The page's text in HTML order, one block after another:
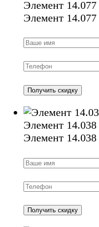
Элемент 14.077
Элемент 14.077
Элемент 14.038
Элемент 14.038